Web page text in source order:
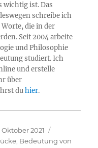
wichtig ist. Das
schreibe ich
die in der
Seit 2004 arbeite
und Philosophie
studiert. Ich
und erstelle
über
duhier.
Oktober 2021
Bedeutung von